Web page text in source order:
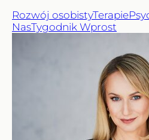
Rozwój osobistyTerapie
NasTygodnik Wprost